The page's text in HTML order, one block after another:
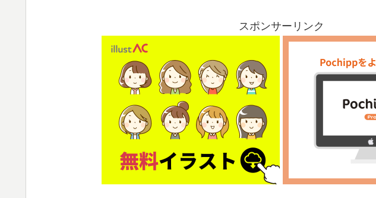
スポンサーリンク